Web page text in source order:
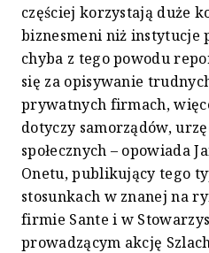
częściej korzystają duże
biznesmeni niż instytucje
chyba z tego powodu
się za opisywanie
prywatnych firmach,
dotyczy samorządów,
społecznych – opowiada
Onetu, publikujący tego
stosunkach w znanej na
firmie Sante i w
prowadzącym akcję